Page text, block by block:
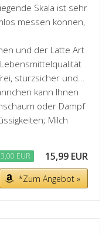
Skala ist sehr
messen können,
und der Latte Art
sturzsicher und...
kann Ihnen
oder Dampf
Milch
EUR 15,99 EUR
*Zum Angebot »